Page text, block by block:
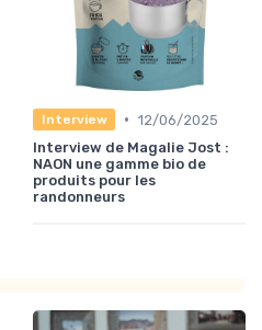
Interview • 12/06/2025
Interview de Magalie Jost :
NAON une gamme bio de
produits pour les
randonneurs